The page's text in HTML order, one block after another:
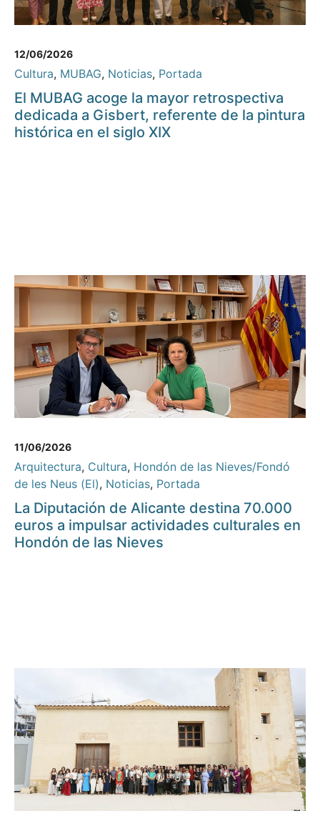
12/06/2026
Cultura, MUBAG, Noticias, Portada
El MUBAG acoge la mayor retrospectiva
dedicada a Gisbert, referente de la pintura
histórica en el siglo XIX
11/06/2026
Arquitectura, Cultura, Hondón de las Nieves/Fondó
de les Neus (El), Noticias, Portada
La Diputación de Alicante destina 70.000
euros a impulsar actividades culturales en
Hondón de las Nieves